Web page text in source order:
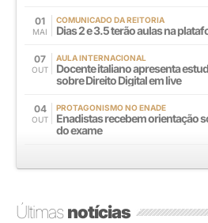
01
MAI
COMUNICADO DA REITORIA
Dias 2 e 3.5 terão aulas na
07
OUT
AULA INTERNACIONAL
Docente italiano apresenta
sobre Direito Digital em live
04
OUT
PROTAGONISMO NO ENADE
Enadistas recebem orientação
do exame
Últimasnotícias